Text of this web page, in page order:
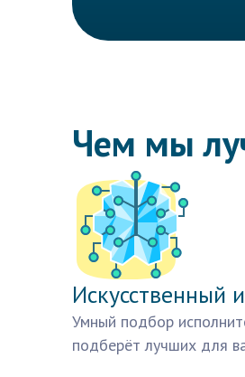
Чем мы
Искусственный
Умный подбор
подберёт лучших для